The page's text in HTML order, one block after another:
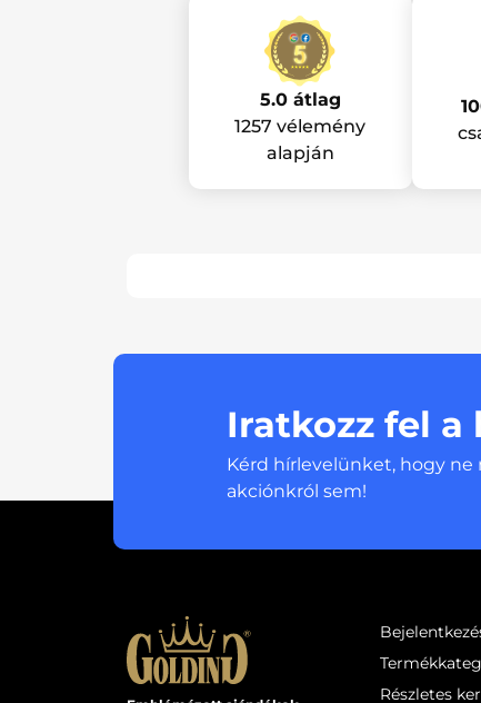
5.0 átlag
1257 vélemény
alapján
Iratkozz fel
Kérd hírlevelünket, hogy ne
akciónkról sem!
Részletes